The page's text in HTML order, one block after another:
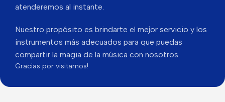
atenderemos al instante.
Nuestro propósito es brindarte el mejor servicio y los
instrumentos más adecuados para que puedas
compartir la magia de la música con nosotros.
Gracias por visitarnos!